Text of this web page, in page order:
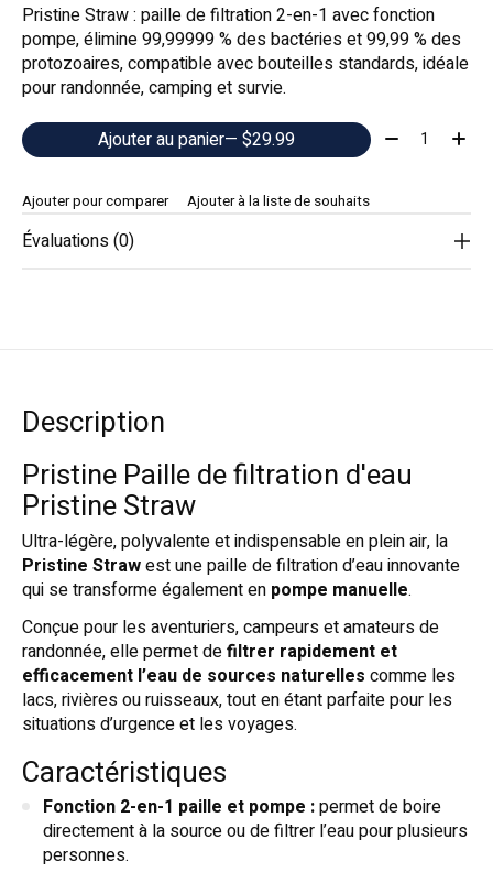
Pristine Straw : paille de filtration 2-en-1 avec fonction
pompe, élimine 99,99999 % des bactéries et 99,99 % des
protozoaires, compatible avec bouteilles standards, idéale
pour randonnée, camping et survie.
Ajouter au panier
— $29.99 Quantité:
Ajouter pour comparer Ajouter à la liste de souhaits
Évaluations (0)
Description
Pristine Paille de filtration d'eau
Pristine Straw
Ultra-légère, polyvalente et indispensable en plein air, la
Pristine Strawest une paille de filtration d’eau innovante
qui se transforme également en pompe manuelle.
Conçue pour les aventuriers, campeurs et amateurs de
randonnée, elle permet defiltrer rapidement et
efficacement l’eau de sources naturelles comme les
lacs, rivières ou ruisseaux, tout en étant parfaite pour les
situations d’urgence et les voyages.
Caractéristiques
Fonction 2-en-1 paille et pompe :permet de boire
directement à la source ou de filtrer l’eau pour plusieurs
personnes.